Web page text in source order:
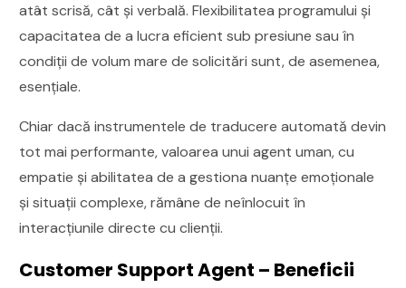
atât scrisă, cât și verbală. Flexibilitatea programului și
capacitatea de a lucra eficient sub presiune sau în
condiții de volum mare de solicitări sunt, de asemenea,
esențiale.
Chiar dacă instrumentele de traducere automată devin
tot mai performante, valoarea unui agent uman, cu
empatie și abilitatea de a gestiona nuanțe emoționale
și situații complexe, rămâne de neînlocuit în
interacțiunile directe cu clienții.
Customer Support Agent – Beneficii